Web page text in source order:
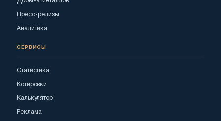
Пресс-релизы
Аналитика
СЕРВИСЫ
Статистика
Котировки
Калькулятор
Реклама